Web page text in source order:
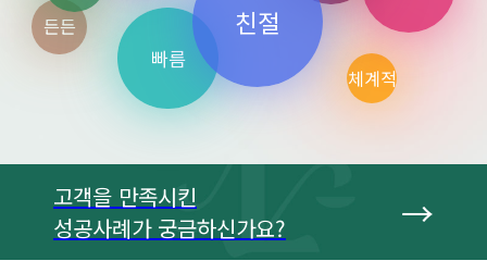
친절
빠름
든든
체계적
고객을 만족시킨
성공사례가 궁금하신가요?